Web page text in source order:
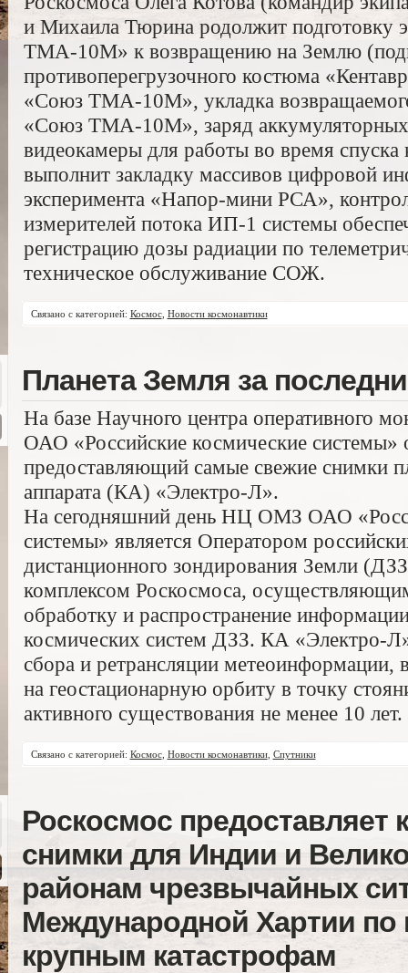
и Михаила Тюрина родолжит подготовку
ТМА-10М» к возвращению на Землю
противоперегрузочного костюма
«Союз ТМА-10М», укладка
«Союз ТМА-10М», заряд аккумуляторных
видеокамеры для работы во время
выполнит закладку массивов цифровой
эксперимента «Напор-мини РСА»,
измерителей потока ИП-1 системы
регистрацию дозы радиации по
техническое обслуживание СОЖ.
Связано с категорией: Космос, Новости космонавтики
Планета Земля за
На базе Научного центра оперативного
ОАО «Российские космические системы»
предоставляющий самые свежие снимки
аппарата (КА) «Электро-Л».
На сегодняшний день НЦ ОМЗ ОАО
системы» является Оператором
дистанционного зондирования Земли
комплексом Роскосмоса,
обработку и распространение
космических систем ДЗЗ. КА «Электро-
сбора и ретрансляции метеоинформации,
на геостационарную орбиту в точку
активного существования не менее 10 лет.
Связано с категорией: Космос, Новости космонавтики, Спутники
Роскосмос предоставляет
снимки для Индии и
районам чрезвычайных
Международной Хартии по
крупным катастрофам